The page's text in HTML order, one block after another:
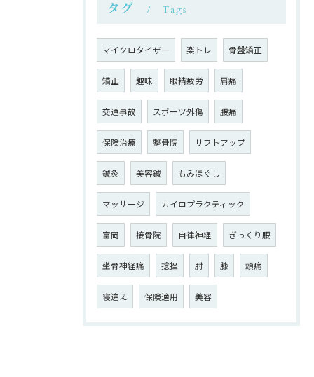
タグ Tags
マイクロタイザー 楽トレ 骨盤矯正
矯正 趣味 眼精疲労 肩痛
交通事故 スポーツ外傷 腰痛
保険治療 整骨院 リフトアップ
鍼灸 美容鍼 もみほぐし
マッサージ カイロプラクティック
富岡 接骨院 自律神経 ぎっくり腰
坐骨神経痛 捻挫 肘 膝 頭痛
寝違え 保険適用 美容